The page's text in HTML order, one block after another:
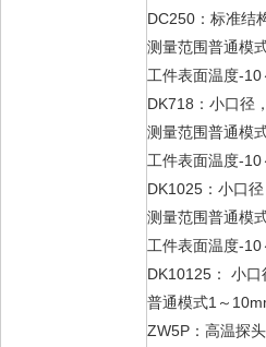
DC250：标准结
测量范围普通模
工件表面温度-10
DK718：小口径
测量范围普通模
工件表面温度-10
DK1025：小口
测量范围普通模
工件表面温度-10
DK10125： 小
普通模式1～
ZW5P：高温探